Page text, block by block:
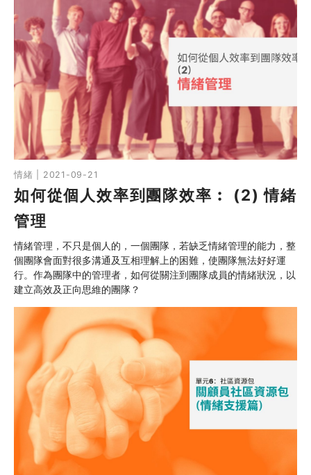
自助組織訓練學院
同行故事館
同行社區伙伴
搜尋自助組織
SHO專題
關於我們
媒體報導
情緒 | 2021-09-21
如何從個人效率到團隊效率︰ (2) 情緒
管理
情緒管理，不只是個人的，一個團隊，若缺乏情緒管理的能力，整
個團隊會面對很多溝通及互相理解上的困難，使團隊無法好好運
行。作為團隊中的管理者，如何從關注到團隊成員的情緒狀況，以
建立高效及正向思維的團隊？